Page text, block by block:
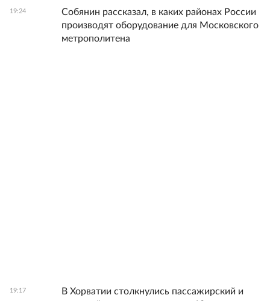
19:24
Собянин рассказал, в каких районах России
производят оборудование для Московского
метрополитена
19:17
В Хорватии столкнулись пассажирский и